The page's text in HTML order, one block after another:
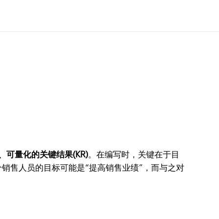
可量化的关键结果(KR)。在编写时，关键在于目
售人员的目标可能是“提高销售业绩”，而与之对